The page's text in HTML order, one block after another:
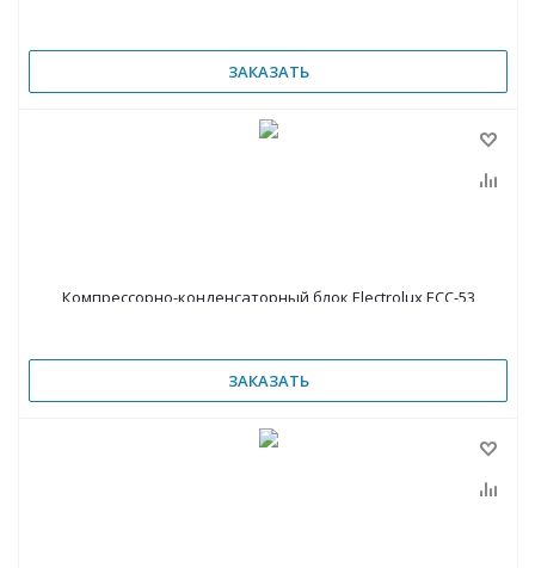
ЗАКАЗАТЬ
Компрессорно-конденсаторный блок Electrolux ECC-53
ЗАКАЗАТЬ